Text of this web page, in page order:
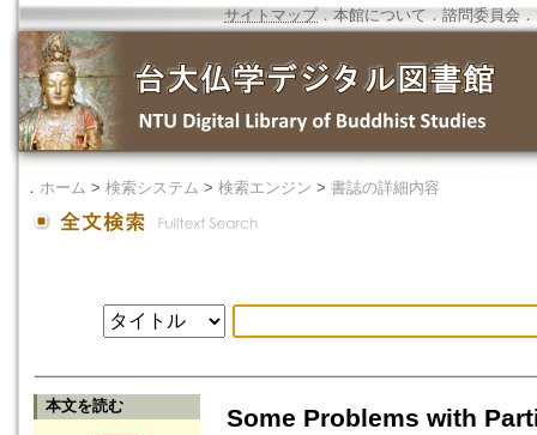
サイトマップ．本館について ． 諮問委員会 ．
． ホーム > 検索システム > 検索エンジン > 書誌の詳細内容
本文を読む Some Problems with